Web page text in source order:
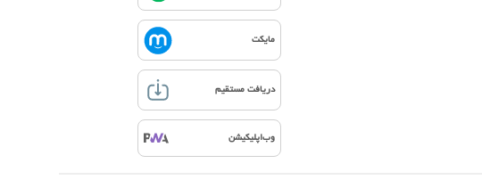
مایکت
دریافت مستقیم
وب‌اپلیکیشن